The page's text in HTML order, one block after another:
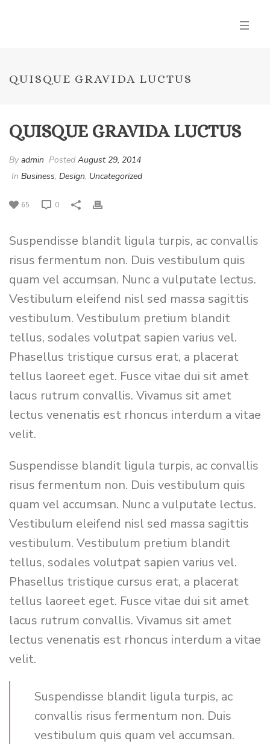
QUISQUE GRAVIDA LUCTUS
QUISQUE GRAVIDA LUCTUS
Byadmin Posted August 29, 2014
In Business, Design, Uncategorized
65 0
Suspendisse blandit ligula turpis, ac convallis
risus fermentum non. Duis vestibulum quis
quam vel accumsan. Nunc a vulputate lectus.
Vestibulum eleifend nisl sed massa sagittis
vestibulum. Vestibulum pretium blandit
tellus, sodales volutpat sapien varius vel.
Phasellus tristique cursus erat, a placerat
tellus laoreet eget. Fusce vitae dui sit amet
lacus rutrum convallis. Vivamus sit amet
lectus venenatis est rhoncus interdum a vitae
velit.
Suspendisse blandit ligula turpis, ac convallis
risus fermentum non. Duis vestibulum quis
quam vel accumsan. Nunc a vulputate lectus.
Vestibulum eleifend nisl sed massa sagittis
vestibulum. Vestibulum pretium blandit
tellus, sodales volutpat sapien varius vel.
Phasellus tristique cursus erat, a placerat
tellus laoreet eget. Fusce vitae dui sit amet
lacus rutrum convallis. Vivamus sit amet
lectus venenatis est rhoncus interdum a vitae
velit.
Suspendisse blandit ligula turpis, ac
convallis risus fermentum non. Duis
vestibulum quis quam vel accumsan.